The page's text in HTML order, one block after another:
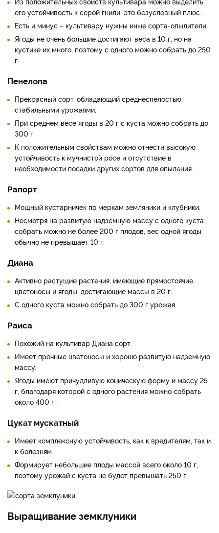
его устойчивость к серой гнили, это безусловный плюс.
Есть и минус – культивару нужны иные сорта-опылители.
Ягоды не очень большие достигают веса в 10 г, но на
кустике их много, поэтому с одного можно собрать до 250
г.
Пенелопа
Прекрасный сорт, обладающий среднеспелостью,
стабильными урожаями.
При среднем весе ягоды в 20 г с куста можно собрать до
300 г.
К положительным свойствам можно отнести высокую
устойчивость к мучнистой росе и отсутствие в
необходимости посадки других сортов для опыления.
Рапорт
Мощный кустарничек по меркам земляники и клубники.
Несмотря на развитую надземную массу с одного куста
собрать можно не более 200 г плодов, вес одной ягоды
обычно не превышает 10 г.
Диана
Активно растущие растения, имеющие прямостоячие
цветоносы и ягоды, достигающие массы в 20 г.
С одного куста можно собрать до 300 г урожая.
Раиса
Похожий на культивар Диана сорт.
Имеет прочные цветоносы и хорошо развитую надземную
массу.
Ягоды имеют причудливую коническую форму и массу 25
г, благодаря которой с одного растения можно собрать
около 400 г .
Цукат мускатный
Имеет комплексную устойчивость, как к вредителям, так и
к болезням.
Формирует небольшие плоды массой всего около 10 г,
поэтому урожай с куста не будет превышать 250 г.
Выращивание земклуники